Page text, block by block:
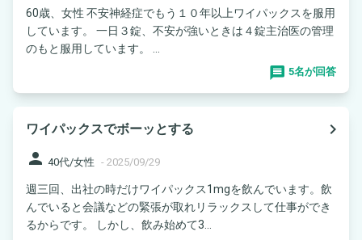
60歳、女性 不安神経症でもう１０年以上ワイパックスを服用
しています。 一日３錠、不安が強いときは４錠主治医の管理
のもと服用しています。 ...
5名が回答
ワイパックスでボーッとする
navigate_next
person 40代/女性 - 2025/09/29
週三回、出社の時だけワイパックス1mgを飲んでいます。飲
んでいると会議などの緊張が取れリラックスして仕事ができ
るからです。 しかし、飲み始めて3...